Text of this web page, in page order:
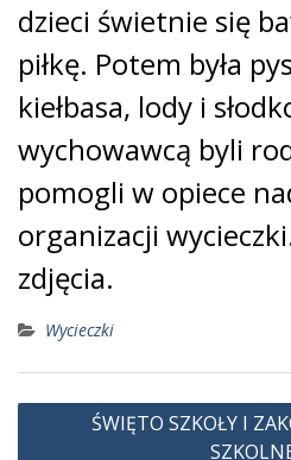
dzieci świetnie się
piłkę. Potem była
kiełbasa, lody i
wychowawcą byli
pomogli w opiece
organizacji
zdjęcia.
Wycieczki
Nawigacja
ŚWIĘTO SZKOŁY I